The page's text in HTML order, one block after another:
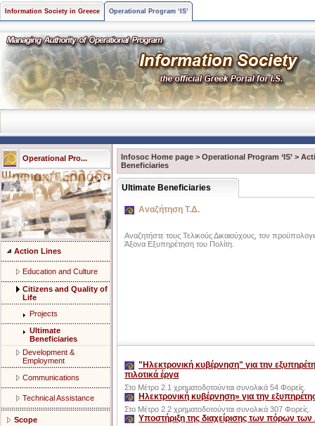
Information Society in Greece Operational Program ‘IS’
Operational Pro...
Action Lines
Education and Culture
Citizens and Quality of
Life
Projects
Ultimate
Beneficiaries
Development &
Employment
Communications
Technical Assistance
Scope
Infosoc Home page > Operational Program ‘IS’ >
Beneficiaries
Ultimate Beneficiaries
Αναζήτηση Τ.Δ.
Αναζητήστε τους Τελικούς Δικαιούχους, τον
Άξονα Eξυπηρέτηση του Πολίτη.
"Ηλεκτρονική κυβέρνηση" για την
πιλοτικά έργα
Στο Μέτρο 2.1 χρηματοδοτούνται συνολικά 54 Φορείς.
Ηλεκτρονική κυβέρνηση» για την
Στο Μέτρο 2.2 χρηματοδοτούνται συνολικά 307 Φορείς.
Υποστήριξη της διαχείρισης των πόρων